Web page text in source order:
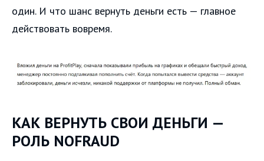
один. И что шанс вернуть деньги есть — главное
действовать вовремя.
КАК ВЕРНУТЬ СВОИ ДЕНЬГИ —
РОЛЬ NOFRAUD